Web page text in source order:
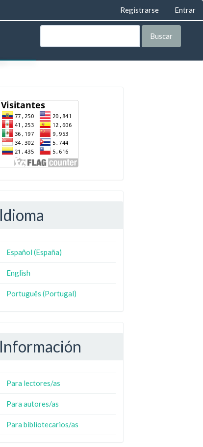
Registrarse Entrar
Buscar
Idioma
Español (España)
English
Português (Portugal)
Información
Para lectores/as
Para autores/as
Para bibliotecarios/as